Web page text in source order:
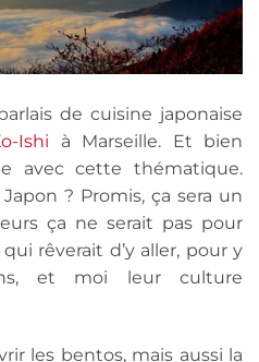
de cuisine japonaise
Ishi à Marseille. Et bien
avec cette thématique.
? Promis, ça sera un
ça ne serait pas pour
rêverait d’y aller, pour y
et moi leur culture
les bentos, mais aussi la